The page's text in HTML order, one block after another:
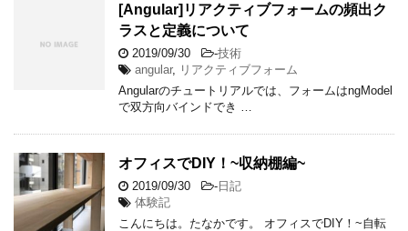
[Angular]リアクティブフォームの頻出ク
ラスと定義について
2019/09/30 -技術
angular,
リアクティブフォーム
Angularのチュートリアルでは、フォームはngModel
で双方向バインドでき …
オフィスでDIY！~収納棚編~
2019/09/30 -日記
体験記
こんにちは。たなかです。 オフィスでDIY！~自転